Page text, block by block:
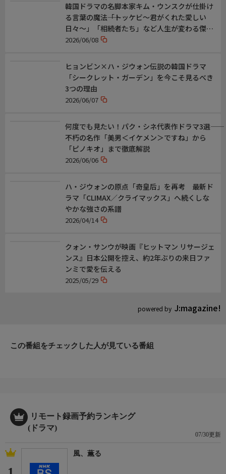
ン）、色の日記』)
脚本/チョ・ソンゴル（『ポイントブランク〜標的にされた
支配人セヨンは感慨に浸っていた。しかし兄セジュンが理事会を
開き、突然「楽園」の売却を発表。そこへ入院中のはずの会長・
祖母グムスンが現れ、理事会を中断させるが、彼女は余命宣告を
受けていた。残された時間で、北朝鮮に残してきた、生き別れた
ある日、無名俳優ユ・ジェホンへ奇妙な依頼が舞い込む。それは
グムスンの孫を三か月演じる仕事だったー
ンとジェホン。そして本物の孫が北朝鮮から現れてー
【テレ東/BSテレ東・韓ドラ情報】
172chでは「特選ショッピング」を放送しています
※4Kでの放送はありません
「特選ショッピング」の視聴方法は
powered by J:magazine!
韓国ドラマの名脚本家キム・ウンスクが仕掛け
る言葉の魔法――「トッケビ～君がくれた愛しい
日々～」「相続者たち」など人生が変わる傑作
ドラマの名セリフ！
2026/06/08
ヒョンビン×ハ・ジウォン伝説の韓国ドラマ
「シークレット・ガーデン」を今こそ見るべき
3つの理由
2026/06/07
何度でも見たい！パク・シネ代表作ドラマ3選――
不朽の名作「美男＜イケメン＞ですね」から
「ピノキオ」まで徹底解説
2026/06/06
ハ・ジウォンの原点「奇皇后」を再考 最新ド
ラマ「CLIMAX／クライマックス」へ続くしな
やかな強さの系譜
2026/04/14
クォン・サンウが映画『ヒットマン リサージェ
ンス』日本公開を控え、約2年ぶりの来日ファ
ンミで愛を伝える
2025/05/29
この番組をチェックした人が見ている番組
リモート録画予約ランキング
(ドラマ)
07/30更新
風、薫る